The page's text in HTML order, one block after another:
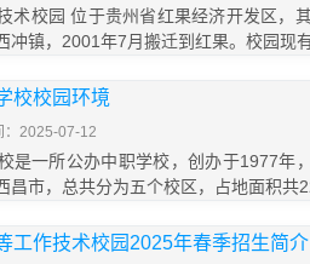
术校园 位于贵州省红果经济开发区，
冲镇，2001年7月搬迁到红果。校园现
校校园环境
：2025-07-12
是一所公办中职学校，创办于1977年
昌市，总共分为五个校区，占地面积共
工作技术校园2025年春季招生简介